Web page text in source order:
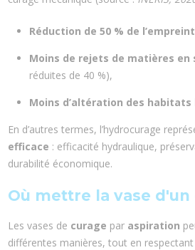
Réduction de 50 % de
Moins de rejets de matières en
réduites de 40 %),
Moins d’altération des
En d’autres termes, l’hydrocurage
efficace : efficacité hydraulique,
durabilité économique.
Où mettre la vase d'un
Les vases de curage par aspiration
différentes manières, tout en